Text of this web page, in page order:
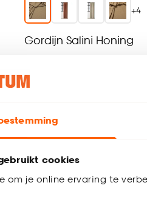
cookies
om je online ervaring te
+4
Gordijn Salini Honing